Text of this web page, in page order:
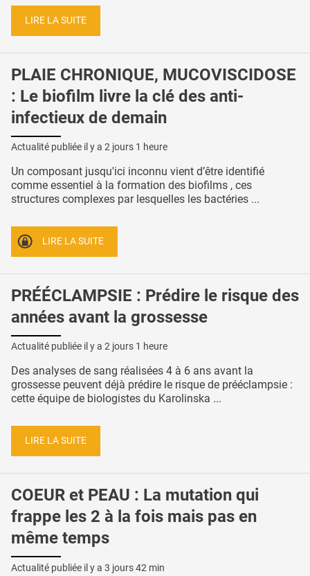
LIRE LA SUITE
PLAIE CHRONIQUE, MUCOVISCIDOSE
: Le biofilm livre la clé des anti-
infectieux de demain
Actualité publiée il y a 2 jours 1 heure
Un composant jusqu'ici inconnu vient d’être identifié
comme essentiel à la formation des biofilms , ces
structures complexes par lesquelles les bactéries ...
LIRE LA SUITE
PRÉÉCLAMPSIE : Prédire le risque des
années avant la grossesse
Actualité publiée il y a 2 jours 1 heure
Des analyses de sang réalisées 4 à 6 ans avant la
grossesse peuvent déjà prédire le risque de prééclampsie :
cette équipe de biologistes du Karolinska ...
LIRE LA SUITE
COEUR et PEAU : La mutation qui
frappe les 2 à la fois mais pas en
même temps
Actualité publiée il y a 3 jours 42 min